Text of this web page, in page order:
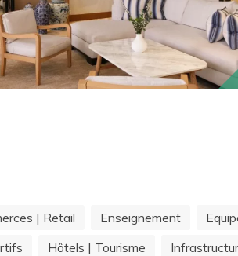
| Retail Enseignement
Hôtels | Tourisme